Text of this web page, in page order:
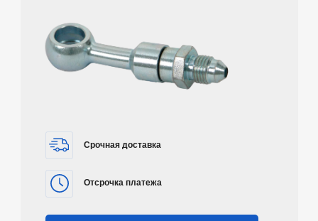
Срочная доставка
Отсрочка платежа